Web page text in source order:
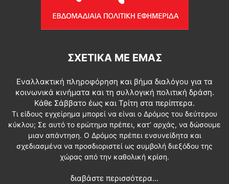
ΣΧΕΤΙΚΆ ΜΕ ΕΜΆΣ
Εναλλακτική πληροφόρηση και βήμα διαλόγου για τα
κοινωνικά κινήματα και τη συλλογική πολιτική δράση.
Κάθε Σάββατο έως και Τρίτη στα περίπτερα.
Τι είδους εγχείρημα μπορεί να είναι ο Δρόμος του δεύτερου
κύκλου; Σε αυτό το ερώτημα πρέπει, κατ’ αρχάς, να δώσουμε
μιαν απάντηση. Ο Δρόμος πρέπει ενσυνείδητα και
σχεδιασμένα να προσδιοριστεί ως συμβολή διεξόδου της
χώρας από την καθολική κρίση.
διαβάστε περισσότερα...